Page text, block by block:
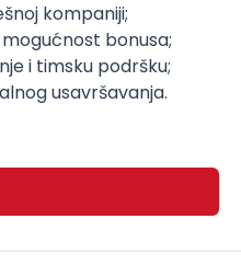
kompaniji;
bonusa;
i timsku podršku;
usavršavanja.